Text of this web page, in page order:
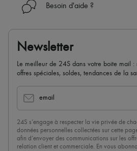
Besoin d'aide ?
Newsletter
Le meilleur de 24S dans votre boite mail :
offres spéciales, soldes, tendances de la
email
24S s’engage à respecter la vie privée de
données personnelles collectées sur cette
afin d’envoyer des communications sur les
relation client et commerciale. En vous